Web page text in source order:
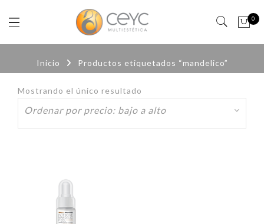
0
Inicio Productos etiquetados “mandelico”
Mostrando el único resultado